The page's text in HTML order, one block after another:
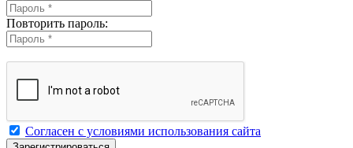
Повторить пароль:
Согласен с условиями использования сайта